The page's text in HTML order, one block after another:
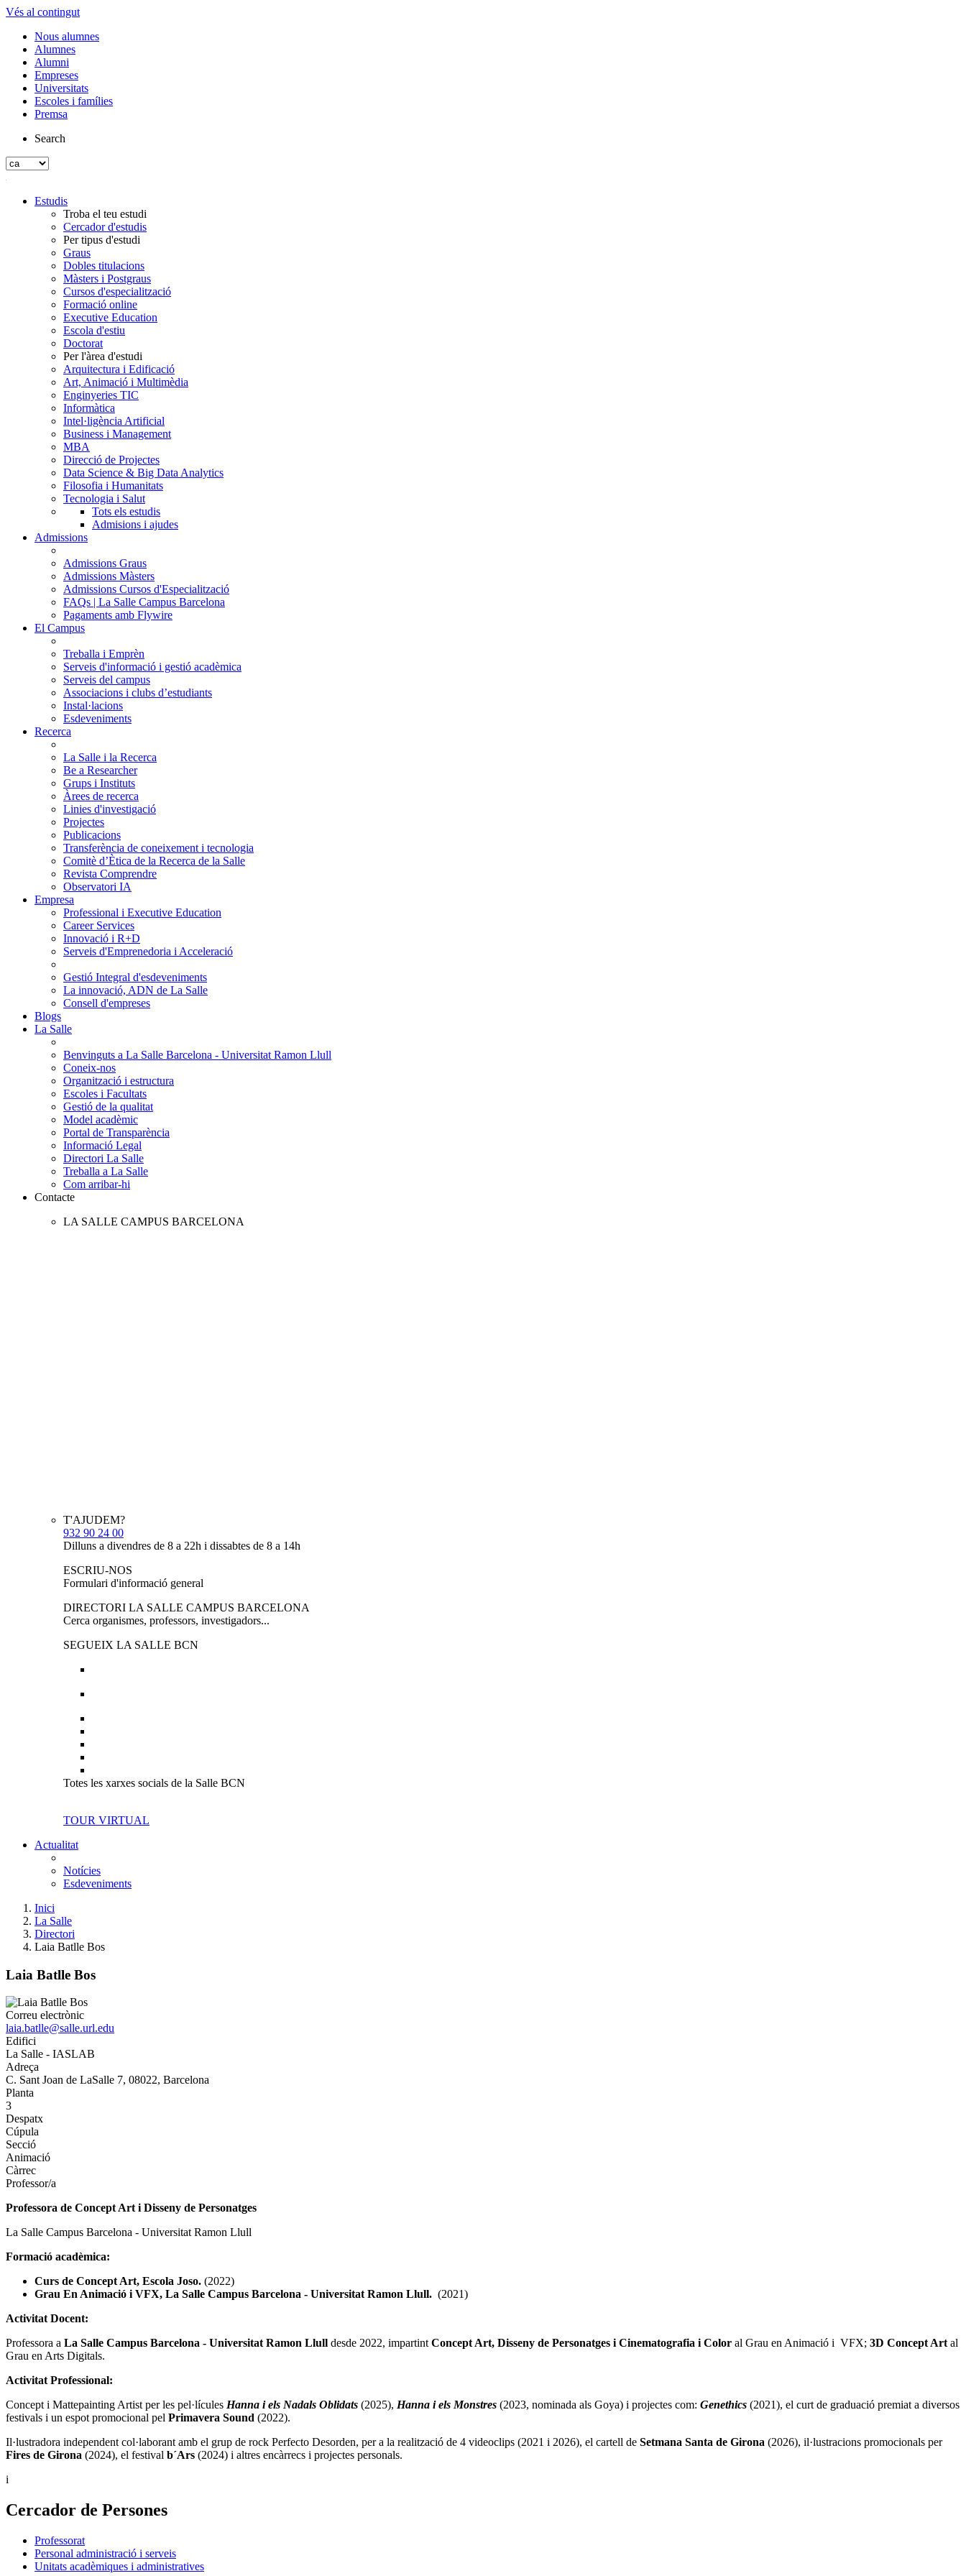
Vés al contingut
Nous alumnes
Alumnes
Alumni
Empreses
Universitats
Escoles i famílies
Premsa
Search
Estudis
Troba el teu estudi
Cercador d'estudis
Per tipus d'estudi
Graus
Dobles titulacions
Màsters i Postgraus
Cursos d'especialització
Formació online
Executive Education
Escola d'estiu
Doctorat
Per l'àrea d'estudi
Arquitectura i Edificació
Art, Animació i Multimèdia
Enginyeries TIC
Informàtica
Intel·ligència Artificial
Business i Management
MBA
Direcció de Projectes
Data Science & Big Data Analytics
Filosofia i Humanitats
Tecnologia i Salut
Tots els estudis
Admisions i ajudes
Admissions
Admissions Graus
Admissions Màsters
Admissions Cursos d'Especialització
FAQs | La Salle Campus Barcelona
Pagaments amb Flywire
El Campus
Treballa i Emprèn
Serveis d'informació i gestió acadèmica
Serveis del campus
Associacions i clubs d’estudiants
Instal·lacions
Esdeveniments
Recerca
La Salle i la Recerca
Be a Researcher
Grups i Instituts
Àrees de recerca
Linies d'investigació
Projectes
Publicacions
Transferència de coneixement i tecnologia
Comitè d’Ètica de la Recerca de la Salle
Revista Comprendre
Observatori IA
Empresa
Professional i Executive Education
Career Services
Innovació i R+D
Serveis d'Emprenedoria i Acceleració
Gestió Integral d'esdeveniments
La innovació, ADN de La Salle
Consell d'empreses
Blogs
La Salle
Benvinguts a La Salle Barcelona - Universitat Ramon Llull
Coneix-nos
Organització i estructura
Escoles i Facultats
Gestió de la qualitat
Model acadèmic
Portal de Transparència
Informació Legal
Directori La Salle
Treballa a La Salle
Com arribar-hi
Contacte
LA SALLE CAMPUS BARCELONA
T'AJUDEM?
932 90 24 00
Dilluns a divendres de 8 a 22h i dissabtes de 8 a 14h
ESCRIU-NOS
Formulari d'informació general
DIRECTORI LA SALLE CAMPUS BARCELONA
Cerca organismes, professors, investigadors...
SEGUEIX LA SALLE BCN
Totes les xarxes socials de la Salle BCN
TOUR VIRTUAL
Actualitat
Notícies
Esdeveniments
Inici
La Salle
Directori
Laia Batlle Bos
Laia Batlle Bos
Correu electrònic
laia.batlle@salle.url.edu
Edifici
La Salle - IASLAB
Adreça
C. Sant Joan de LaSalle 7, 08022, Barcelona
Planta
3
Despatx
Cúpula
Secció
Animació
Càrrec
Professor/a
Professora de Concept Art i Disseny de Personatges
La Salle Campus Barcelona - Universitat Ramon Llull
Formació acadèmica:
Curs de Concept Art, Escola Joso. (2022)
Grau En Animació i VFX, La Salle Campus Barcelona - Universitat Ramon Llull. (2021)
Activitat Docent:
Professora a La Salle Campus Barcelona - Universitat Ramon Llull desde 2022, impartintConcept Art, Disseny de Personatges i Cinematografia i Color al Grau en Animació i VFX; 3D Concept Artal
Grau en Arts Digitals.
Activitat Professional:
Concept i Mattepainting Artist per les pel·lícules Hanna i els Nadals Oblidats (2025), Hanna i els Monstres (2023, nominada als Goya) i projectes com: Genethics (2021), el curt de graduació premiat a diversos
festivals i un espot promocional pel Primavera Sound (2022).
Il·lustradora independent col·laborant amb el grup de rock Perfecto Desorden, per a la realització de 4 videoclips (2021 i 2026), el cartell de Setmana Santa de Girona (2026), il·lustracions promocionals per
Fires de Girona (2024), el festival b´Ars (2024) i altres encàrrecs i projectes personals.
i
Cercador de Persones
Professorat
Personal administració i serveis
Unitats acadèmiques i administratives